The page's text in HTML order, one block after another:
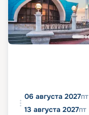
06 августа 2027пт
13 августа 2027пт